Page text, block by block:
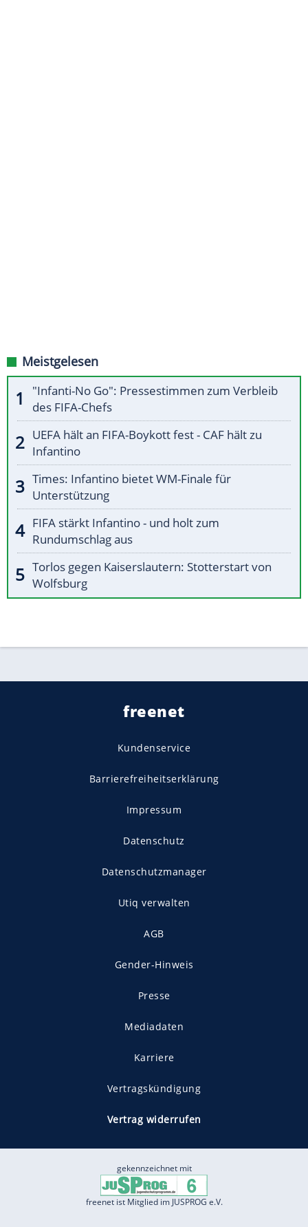
Meistgelesen
"Infanti-No Go": Pressestimmen zum Verbleib
des FIFA-Chefs
UEFA hält an FIFA-Boykott fest - CAF hält zu
Infantino
Times: Infantino bietet WM-Finale für
Unterstützung
FIFA stärkt Infantino - und holt zum
Rundumschlag aus
Torlos gegen Kaiserslautern: Stotterstart von
Wolfsburg
freenet
Kundenservice
Barrierefreiheitserklärung
Impressum
Datenschutz
Datenschutzmanager
Utiq verwalten
AGB
Gender-Hinweis
Presse
Mediadaten
Karriere
Vertragskündigung
Vertrag widerrufen
gekennzeichnet mit
freenet ist Mitglied im JUSPROG e.V.